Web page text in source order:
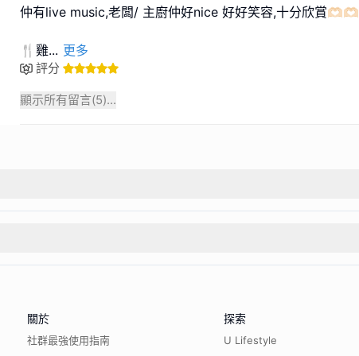
仲有live music,老闆/ 主廚仲好nice 好好笑容,十分欣賞🫶🏻🫶🏻
🍴雞... 更多
評分
顯示所有留言(5)...
關於
社群最強使用指南
探索
U Lifestyle